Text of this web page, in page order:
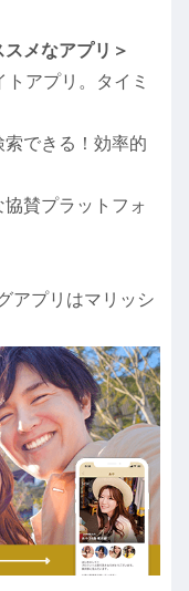
メなアプリ＞
トアプリ。タイミ
索できる！効率的
協賛プラットフォ
アプリはマリッシ